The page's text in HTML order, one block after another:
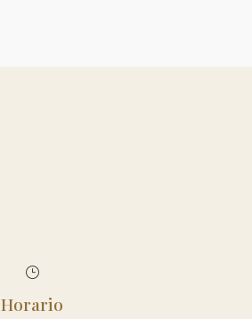
}
Horario